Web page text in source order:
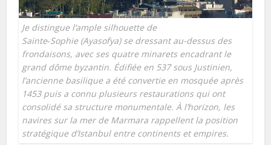
Je distingue l’ample silhouette de
Sainte‑Sophie (Ayasofya) se dressant au-dessus des
frondaisons, avec ses quatre minarets encadrant le
grand dôme byzantin. Édifiée en 537 sous Justinien,
l’ancienne basilique a été convertie en mosquée après
1453 puis a connu plusieurs restaurations qui ont
consolidé sa structure monumentale. À l’horizon, les
navires sur la mer de Marmara rappellent la position
stratégique d’Istanbul entre continents et empires.